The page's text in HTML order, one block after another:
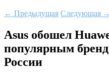
← Предыдущая Следующая →
Asus обошел
популярным
России